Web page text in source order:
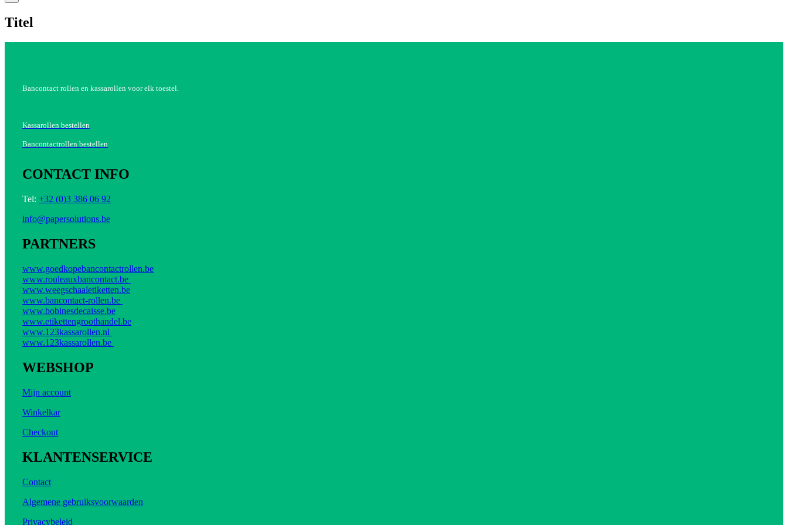
product
view
Titel
Bancontact rollen en kassarollen voor elk toestel.
Kassarollen bestellen
Bancontactrollen bestellen
CONTACT INFO
Tel: +32 (0)3 386 06 92
info@papersolutions.be
PARTNERS
www.goedkopebancontactrollen.be
www.rouleauxbancontact.be
www.weegschaaletiketten.be
www.bancontact-rollen.be
www.bobinesdecaisse.be
www.etikettengroothandel.be
www.123kassarollen.nl
www.123kassarollen.be
WEBSHOP
Mijn account
Winkelkar
Checkout
KLANTENSERVICE
Contact
Algemene gebruiksvoorwaarden
Privacybeleid